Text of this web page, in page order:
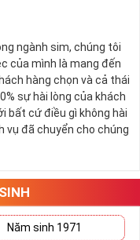
sau của MobiFone
đã được nhận tin
mức 159K/tháng
mời đăng ký.
trước ngày sau ngày
trình hòa
Các thuê bao
sang mạng MobiFone
có thể đăng ký gói
ngành sim, chúng tôi
của mình là mang đến
hàng chọn và cả thái
sự hài lòng của khách
bất cứ điều gì không hài
vụ đã chuyển cho chúng
Năm sinh 1971